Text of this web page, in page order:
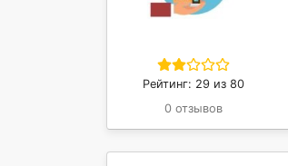
Рейтинг: 29 из 80
0 отзывов